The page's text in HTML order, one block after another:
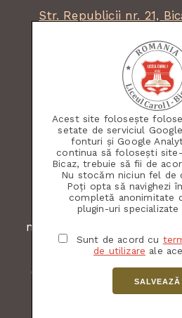
Str. Republicii nr. 21,
fax: 0233
facebook:
Acest site este
ajutorul și pentru
comunității. Toate
aparțin Liceului Carol I
articolelor. Folosirea
acceptareaTermenilor
utilizarea site-ului.
noutățile Liceului Carol I
te lafluxul rss
Copyright © 2022
Acest site folosește
setate de serviciul
fonturi și Google
continua să folosești
Bicaz, trebuie să fii de
Nu stocăm niciun fel de
Poți opta să navighezi
completă anonimitate
plugin-uri specializate
Sunt de acord cu
de utilizare ale
SALVEAZĂ